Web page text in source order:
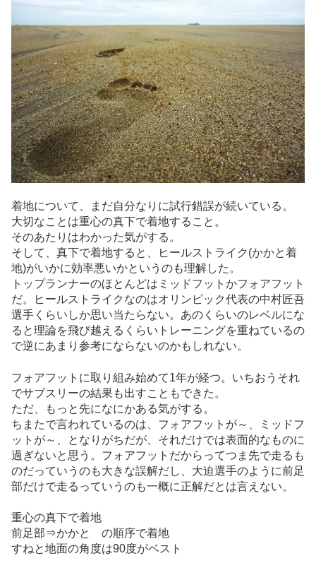
着地について、まだ自分なりに試行錯誤が続いている。
大切なことは重心の真下で着地すること。
そのあたりはわかった気がする。
そして、真下で着地すると、ヒールストライク(かかと着
地)がいかに効率悪いかというのも理解した。
トップランナーのほとんどはミッドフットかフォアフット
だ。ヒールストライクなのはオリンピック代表の中村匠吾
選手くらいしか思い当たらない。あのくらいのレベルにな
ると理論を飛び越えるくらいトレーニングを重ねているの
で逆にあまり参考にならないのかもしれない。
フォアフットに取り組み始めて1年が経つ。いちおうそれ
でサブスリーの結果も出すこともできた。
ただ、もっと先になにかある気がする。
ちまたで言われているのは、フォアフットが～、ミッドフ
ットが～、となりがちだが、それだけでは表面的なものに
過ぎないと思う。フォアフットだからってつま先で走るも
のだっていうのも大きな誤解だし、大迫選手のように前足
部だけで走るっていうのも一概に正解だとは言えない。
重心の真下で着地
前足部⇒かかと の順序で着地
すねと地面の角度は90度がベスト